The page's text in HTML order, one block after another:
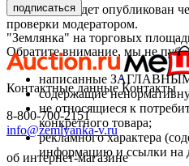
Ваш отзыв будет опубликован
проверки модератором.
Обратите внимание, мы не
написанные
содержащие
не относящиеся к
конкретного товара;
рекламного характера
информацию и ссылки на
подписаться
"Землянка" на торговых
Контактные данные Контакты
8-800-700-2151
info@zemlyanka-v.ru
об интернет-магазине